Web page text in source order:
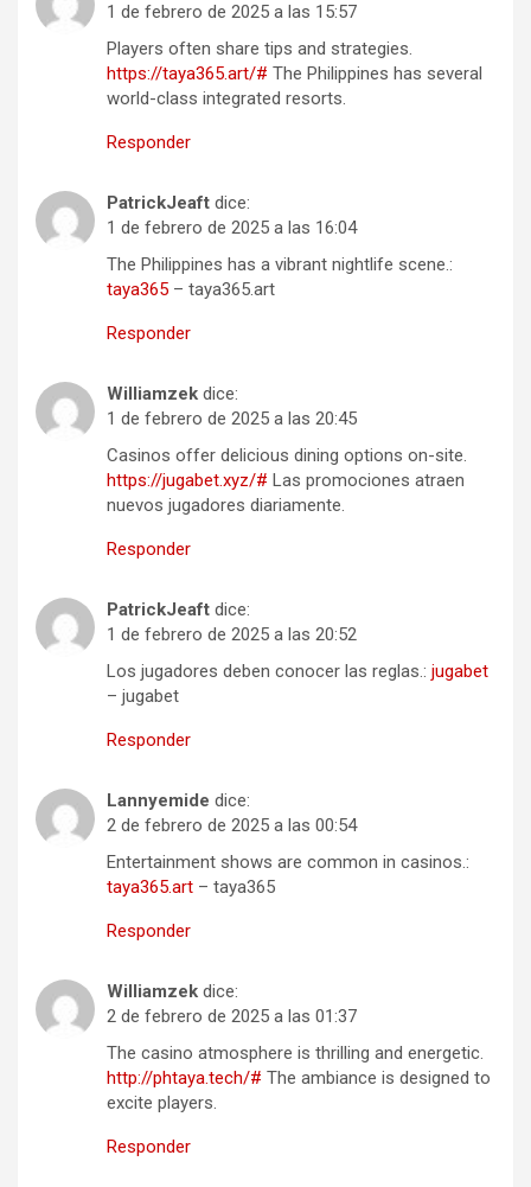
1 de febrero de 2025 a las 15:57
Players often share tips and strategies.
https://taya365.art/# The Philippines has several
world-class integrated resorts.
Responder
PatrickJeaft dice:
1 de febrero de 2025 a las 16:04
The Philippines has a vibrant nightlife scene.:
taya365 – taya365.art
Responder
Williamzek dice:
1 de febrero de 2025 a las 20:45
Casinos offer delicious dining options on-site.
https://jugabet.xyz/# Las promociones atraen
nuevos jugadores diariamente.
Responder
PatrickJeaft dice:
1 de febrero de 2025 a las 20:52
Los jugadores deben conocer las reglas.: jugabet
– jugabet
Responder
Lannyemide dice:
2 de febrero de 2025 a las 00:54
Entertainment shows are common in casinos.:
taya365.art – taya365
Responder
Williamzek dice:
2 de febrero de 2025 a las 01:37
The casino atmosphere is thrilling and energetic.
http://phtaya.tech/# The ambiance is designed to
excite players.
Responder